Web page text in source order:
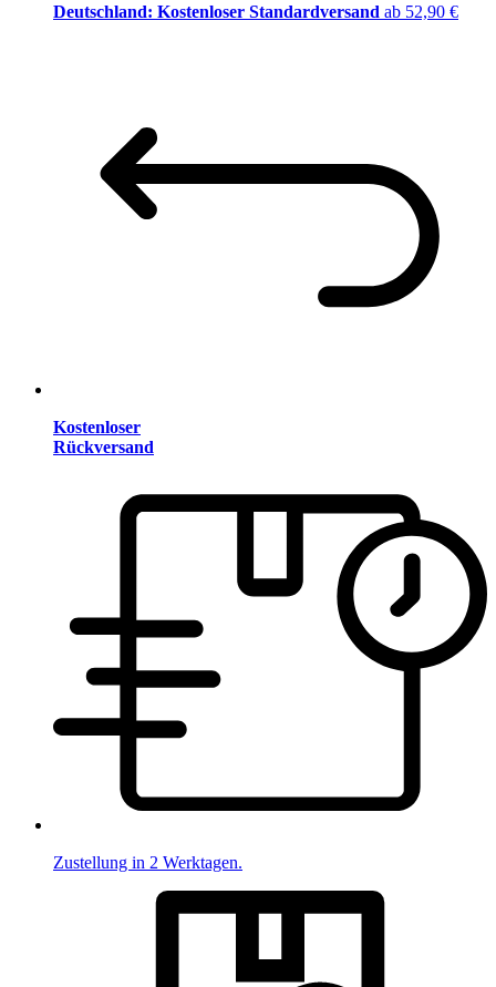
Deutschland: Kostenloser Standardversand ab 52,90 €
Kostenloser
Rückversand
Zustellung in 2 Werktagen.